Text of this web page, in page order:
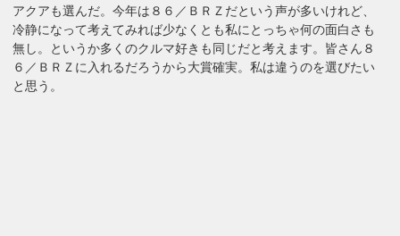
アクアも選んだ。今年は８６／ＢＲＺだという声が多いけれど、
冷静になって考えてみれば少なくとも私にとっちゃ何の面白さも
無し。というか多くのクルマ好きも同じだと考えます。皆さん８
６／ＢＲＺに入れるだろうから大賞確実。私は違うのを選びたい
と思う。